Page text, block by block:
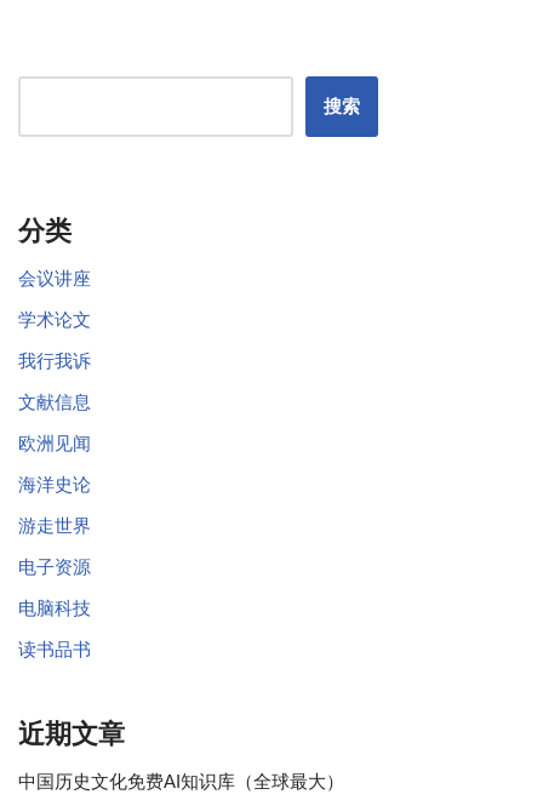
搜索
分类
会议讲座
学术论文
我行我诉
文献信息
欧洲见闻
海洋史论
游走世界
电子资源
电脑科技
读书品书
近期文章
中国历史文化免费AI知识库（全球最大）